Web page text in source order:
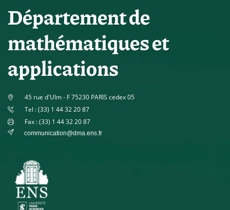
Département de
mathématiques et
applications
45 rue d'Ulm - F 75230 PARIS cedex 05
Tel : (33) 1 44 32 20 87
Fax : (33) 1 44 32 20 87
communication@dma.ens.fr